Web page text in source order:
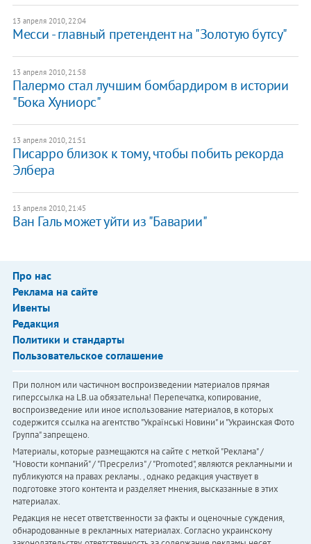
13 апреля 2010, 22:04
Месси - главный претендент на "Золотую бутсу"
13 апреля 2010, 21:58
Палермо стал лучшим бомбардиром в истории
"Бока Хуниорс"
13 апреля 2010, 21:51
Писарро близок к тому, чтобы побить рекорда
Элбера
13 апреля 2010, 21:45
Ван Галь может уйти из "Баварии"
Про нас
Реклама на сайте
Ивенты
Редакция
Политики и стандарты
Пользовательское соглашение
При полном или частичном воспроизведении материалов прямая
гиперссылка на LB.ua обязательна! Перепечатка, копирование,
воспроизведение или иное использование материалов, в которых
содержится ссылка на агентство "Українськi Новини" и "Украинская Фото
Группа" запрещено.
Материалы, которые размещаются на сайте с меткой "Реклама" /
"Новости компаний" / "Пресрелиз" / "Promoted", являются рекламными и
публикуются на правах рекламы. , однако редакция участвует в
подготовке этого контента и разделяет мнения, высказанные в этих
материалах.
Редакция не несет ответственности за факты и оценочные суждения,
обнародованные в рекламных материалах. Согласно украинскому